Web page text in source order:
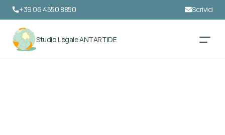
+39 06 4550 8850 Scrivici
Studio Legale ANTARTIDE